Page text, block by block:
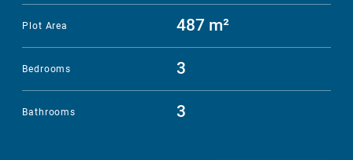
487 m²
Plot Area
3
Bedrooms
3
Bathrooms